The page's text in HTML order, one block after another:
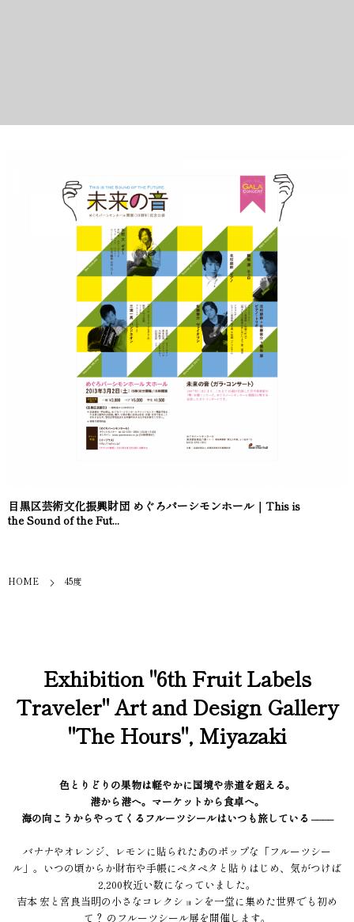
目黒区芸術文化振興財団 めぐろパーシモンホール｜This is
the Sound of the Fut...
HOME 45度
Exhibition "6th Fruit Labels
Traveler" Art and Design Gallery
"The Hours", Miyazaki
色とりどりの果物は軽やかに国境や赤道を超える。
港から港へ。マーケットから食卓へ。
海の向こうからやってくるフルーツシールはいつも旅している ––––
バナナやオレンジ、レモンに貼られたあのポップな「フルーツシー
ル」。いつの頃からか財布や手帳にペタペタと貼りはじめ、気がつけば
2,200枚近い数になっていました。
吉本 宏と宮良当明の小さなコレクションを一堂に集めた世界でも初め
て？ のフルーツシール展を開催します。